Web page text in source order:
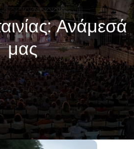
Ανάμεσά
μας